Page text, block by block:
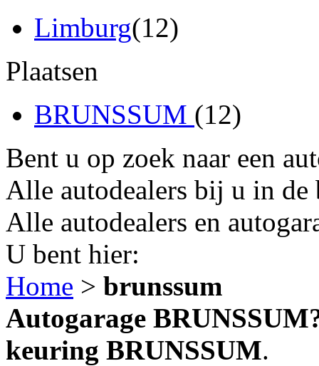
Limburg(12)
Plaatsen
BRUNSSUM (12)
Bent u op zoek naar een
Alle autodealers bij u in
Alle autodealers en
U bent hier:
Home > brunssum
Autogarage
keuring BRUNSSUM.